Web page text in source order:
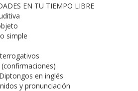
EN TU TIEMPO LIBRE
simple
en inglés
y pronunciación